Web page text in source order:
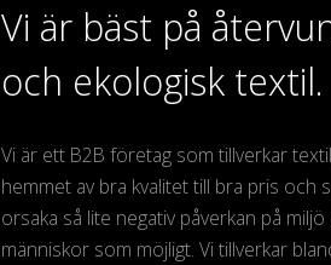
Vi är bäst på
och ekologisk textil.
Vi är ett B2B företag som tillverkar
hemmet av bra kvalitet till bra pris och
orsaka så lite negativ påverkan på
människor som möjligt. Vi tillverkar